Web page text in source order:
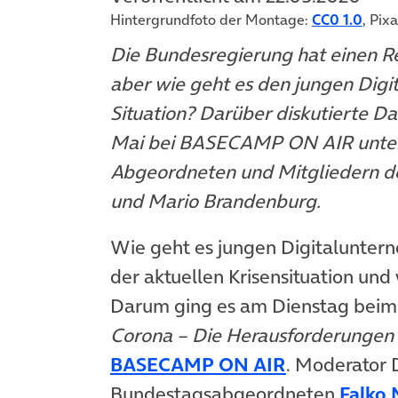
Hintergrundfoto der Montage: CC0 1.0,
Die Bundesregierung hat einen
aber wie geht es den jungen
Situation? Darüber diskutierte
Mai bei BASECAMP ON AIR
Abgeordneten und Mitgliedern
und Mario Brandenburg.
Wie geht es jungen
der aktuellen Krisensituation
Darum ging es am Dienstag
Corona – Die
BASECAMP ON AIR. Moderator